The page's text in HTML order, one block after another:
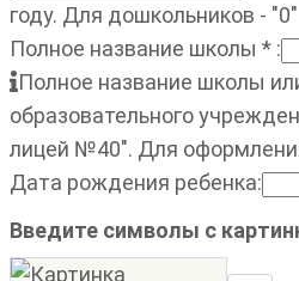
году. Для дошкольников - "0"
Полное название школы * :
Полное название школы
образовательного
лицей №40". Для
Дата рождения ребенка:
Введите символы с